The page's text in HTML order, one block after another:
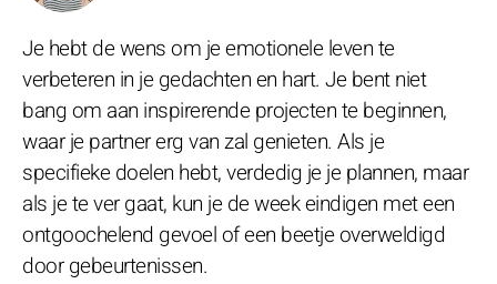
Je hebt de wens om je emotionele leven te
verbeteren in je gedachten en hart. Je bent niet
bang om aan inspirerende projecten te beginnen,
waar je partner erg van zal genieten. Als je
specifieke doelen hebt, verdedig je je plannen, maar
als je te ver gaat, kun je de week eindigen met een
ontgoochelend gevoel of een beetje overweldigd
door gebeurtenissen.